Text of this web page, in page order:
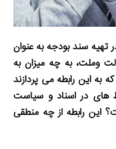
سند بودجه به عنوان
وملت، به چه میزان به
به این رابطه می پردازند
های در اسناد و سیاست
این رابطه از چه منطقی